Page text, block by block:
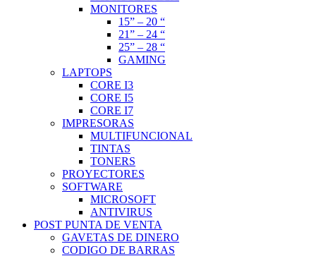
MONITORES
15” – 20 “
21” – 24 “
25” – 28 “
GAMING
LAPTOPS
CORE I3
CORE I5
CORE I7
IMPRESORAS
MULTIFUNCIONAL
TINTAS
TONERS
PROYECTORES
SOFTWARE
MICROSOFT
ANTIVIRUS
POST PUNTA DE VENTA
GAVETAS DE DINERO
CODIGO DE BARRAS